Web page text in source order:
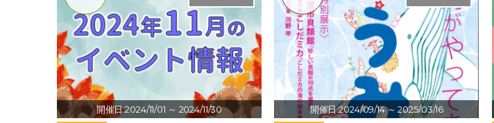
開催日:2024/11/01 ～ 2024/11/30 開催日:2024/09/14～ 2025/03/16